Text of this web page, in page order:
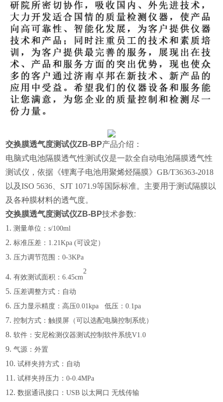
交换膜透气度测试仪ZB-BP产品介绍：
电脑式电池隔膜透气性测试仪是一款全自动电池隔膜透气性
测试仪，依据《锂离子电池用聚烯烃隔膜》GB/T36363-2018
以及ISO 5636、SJT 1071.9等国际标准。 主要用于测试隔膜以
及各种膜材料的透气度。
交换膜透气度测试仪ZB-BP技术参数:
1.测量单位：s/100ml
2.标准压差： 1.21Kpa (可设定）
3. 压力调节范围：0-3KPa
4.有效测试面积：6.45cm
2
5. 压差调整方式：自动
6. 压力显示精度：高压0.01kpa 低压：0.1pa
7.控制方式：触摸屏（可以选配电脑控制系统）
8.软件：安尼检测仪器测试控制软件系统V1.0
9.气源：外置
10.试样夹持方式：自动
11.试样夹持压力：0-0.4MPa
12.数据通讯接口：USB 以太网口 无线传输